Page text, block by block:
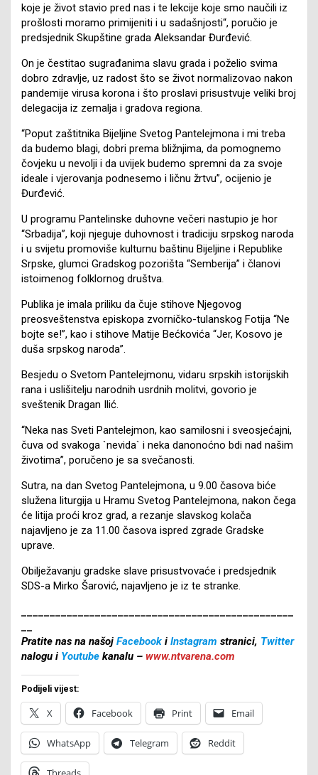
koje je život stavio pred nas i te lekcije koje smo naučili iz
prošlosti moramo primijeniti i u sadašnjosti“, poručio je
predsjednik Skupštine grada Aleksandar Đurđević.
On je čestitao sugrađanima slavu grada i poželio svima
dobro zdravlje, uz radost što se život normalizovao nakon
pandemije virusa korona i što proslavi prisustvuje veliki broj
delegacija iz zemalja i gradova regiona.
“Poput zaštitnika Bijeljine Svetog Pantelejmona i mi treba
da budemo blagi, dobri prema bližnjima, da pomognemo
čovjeku u nevolji i da uvijek budemo spremni da za svoje
ideale i vjerovanja podnesemo i ličnu žrtvu”, ocijenio je
Đurđević.
U programu Pantelinske duhovne večeri nastupio je hor
“Srbadija”, koji njeguje duhovnost i tradiciju srpskog naroda
i u svijetu promoviše kulturnu baštinu Bijeljine i Republike
Srpske, glumci Gradskog pozorišta “Semberija” i članovi
istoimenog folklornog društva.
Publika je imala priliku da čuje stihove Njegovog
preosveštenstva episkopa zvorničko-tulanskog Fotija “Ne
bojte se!”, kao i stihove Matije Bećkovića “Jer, Kosovo je
duša srpskog naroda”.
Besjedu o Svetom Pantelejmonu, vidaru srpskih istorijskih
rana i uslišitelju narodnih usrdnih molitvi, govorio je
sveštenik Dragan Ilić.
“Neka nas Sveti Pantelejmon, kao samilosni i sveosjećajni,
čuva od svakoga `nevida` i neka danonoćno bdi nad našim
životima”, poručeno je sa svečanosti.
Sutra, na dan Svetog Pantelejmona, u 9.00 časova biće
služena liturgija u Hramu Svetog Pantelejmona, nakon čega
će litija proći kroz grad, a rezanje slavskog kolača
najavljeno je za 11.00 časova ispred zgrade Gradske
uprave.
Obilježavanju gradske slave prisustvovaće i predsjednik
SDS-a Mirko Šarović, najavljeno je iz te stranke.
Pratite nas na našoj Facebook i Instagram stranici, Twitter
nalogu i Youtube kanalu – www.ntvarena.com
Podijeli vijest:
X Facebook Print Email
WhatsApp Telegram Reddit